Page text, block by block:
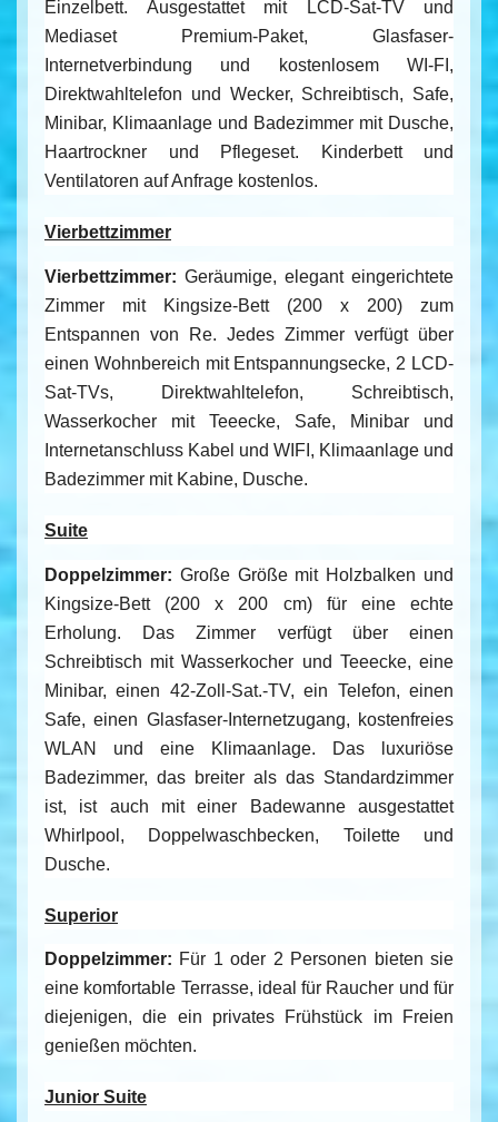
Einzelbett. Ausgestattet mit LCD-Sat-TV und
Mediaset Premium-Paket, Glasfaser-
Internetverbindung und kostenlosem WI-FI,
Direktwahltelefon und Wecker, Schreibtisch, Safe,
Minibar, Klimaanlage und Badezimmer mit Dusche,
Haartrockner und Pflegeset. Kinderbett und
Ventilatoren auf Anfrage kostenlos.
Vierbettzimmer
Vierbettzimmer: Geräumige, elegant eingerichtete
Zimmer mit Kingsize-Bett (200 x 200) zum
Entspannen von Re. Jedes Zimmer verfügt über
einen Wohnbereich mit Entspannungsecke, 2 LCD-
Sat-TVs, Direktwahltelefon, Schreibtisch,
Wasserkocher mit Teeecke, Safe, Minibar und
Internetanschluss Kabel und WIFI, Klimaanlage und
Badezimmer mit Kabine, Dusche.
Suite
Doppelzimmer: Große Größe mit Holzbalken und
Kingsize-Bett (200 x 200 cm) für eine echte
Erholung. Das Zimmer verfügt über einen
Schreibtisch mit Wasserkocher und Teeecke, eine
Minibar, einen 42-Zoll-Sat.-TV, ein Telefon, einen
Safe, einen Glasfaser-Internetzugang, kostenfreies
WLAN und eine Klimaanlage. Das luxuriöse
Badezimmer, das breiter als das Standardzimmer
ist, ist auch mit einer Badewanne ausgestattet
Whirlpool, Doppelwaschbecken, Toilette und
Dusche.
Superior
Doppelzimmer: Für 1 oder 2 Personen bieten sie
eine komfortable Terrasse, ideal für Raucher und für
diejenigen, die ein privates Frühstück im Freien
genießen möchten.
Junior Suite